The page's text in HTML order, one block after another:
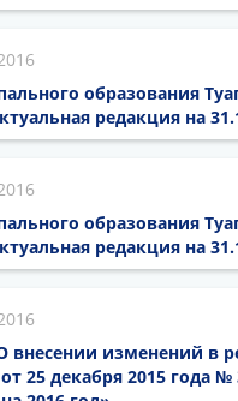
образования
редакция на
образования
редакция на
внесении изменений в
25 декабря 2015 года